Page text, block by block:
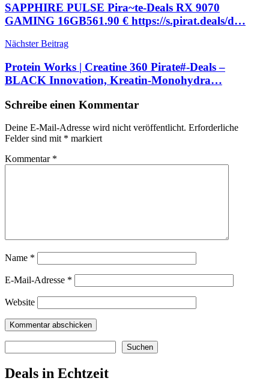
SAPPHIRE PULSE Pira~te-Deals RX 9070
GAMING 16GB561.90 € https://s.pirat.deals/d…
Nächster Beitrag
Protein Works | Creatine 360 Pirate#-Deals –
BLACK Innovation, Kreatin-Monohydra…
Schreibe einen Kommentar
Deine E-Mail-Adresse wird nicht veröffentlicht. Erforderliche
Felder sind mit * markiert
Kommentar *
Name *
E-Mail-Adresse *
Website
Suchen
Deals in Echtzeit